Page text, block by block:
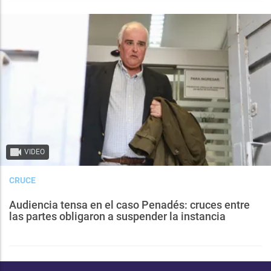
VIDEO
CRUCE
Audiencia tensa en el caso Penadés: cruces entre
las partes obligaron a suspender la instancia